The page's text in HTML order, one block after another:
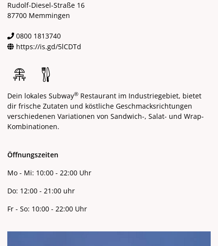
Rudolf-Diesel-Straße 16
87700 Memmingen
0800 1813740
https://is.gd/5lCDTd
Dein lokales Subway® Restaurant im Industriegebiet, bietet
dir frische Zutaten und köstliche Geschmacksrichtungen
verschiedenen Variationen von Sandwich-, Salat- und Wrap-
Kombinationen.
Öffnungszeiten
Mo - Mi: 10:00 - 22:00 Uhr
Do: 12:00 - 21:00 uhr
Fr - So: 10:00 - 22:00 Uhr